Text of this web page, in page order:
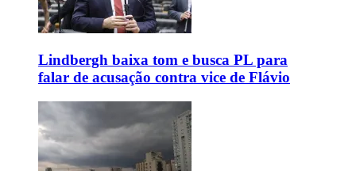
Lindbergh baixa tom e busca PL para
falar de acusação contra vice de Flávio